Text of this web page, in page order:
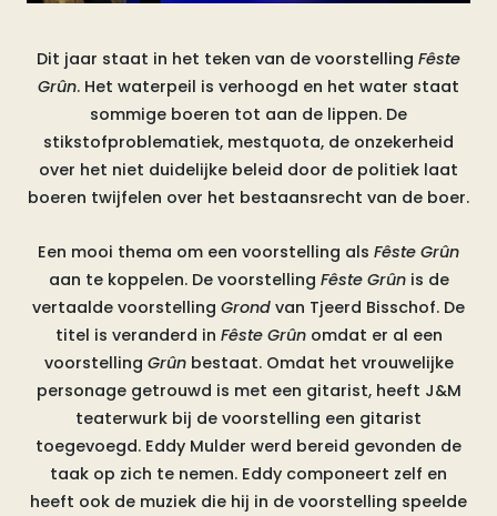
Dit jaar staat in het teken van de voorstelling Fêste
Grûn. Het waterpeil is verhoogd en het water staat
sommige boeren tot aan de lippen. De
stikstofproblematiek, mestquota, de onzekerheid
over het niet duidelijke beleid door de politiek laat
boeren twijfelen over het bestaansrecht van de boer.
Een mooi thema om een voorstelling als Fêste Grûn
aan te koppelen. De voorstelling Fêste Grûnis de
vertaalde voorstelling Grond van Tjeerd Bisschof. De
titel is veranderd in Fêste Grûnomdat er al een
voorstelling Grûnbestaat. Omdat het vrouwelijke
personage getrouwd is met een gitarist, heeft J&M
teaterwurk bij de voorstelling een gitarist
toegevoegd. Eddy Mulder werd bereid gevonden de
taak op zich te nemen. Eddy componeert zelf en
heeft ook de muziek die hij in de voorstelling speelde